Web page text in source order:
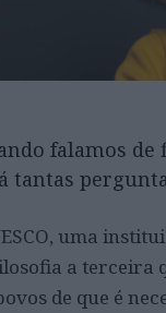
falamos de
tantas
uma
a terceira
de que é